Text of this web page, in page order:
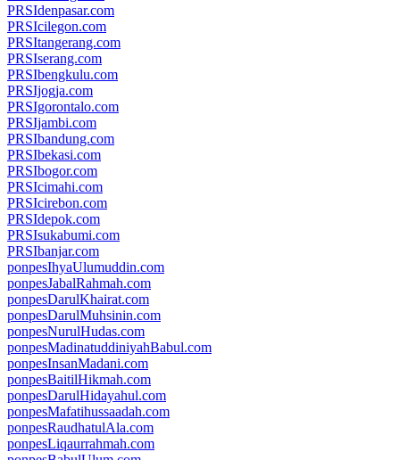
PRSIdenpasar.com
PRSIcilegon.com
PRSItangerang.com
PRSIserang.com
PRSIbengkulu.com
PRSIjogja.com
PRSIgorontalo.com
PRSIjambi.com
PRSIbandung.com
PRSIbekasi.com
PRSIbogor.com
PRSIcimahi.com
PRSIcirebon.com
PRSIdepok.com
PRSIsukabumi.com
PRSIbanjar.com
ponpesIhyaUlumuddin.com
ponpesJabalRahmah.com
ponpesDarulKhairat.com
ponpesDarulMuhsinin.com
ponpesNurulHudas.com
ponpesMadinatuddiniyahBabul.com
ponpesInsanMadani.com
ponpesBaitilHikmah.com
ponpesDarulHidayahul.com
ponpesMafatihussaadah.com
ponpesRaudhatulAla.com
ponpesLiqaurrahmah.com